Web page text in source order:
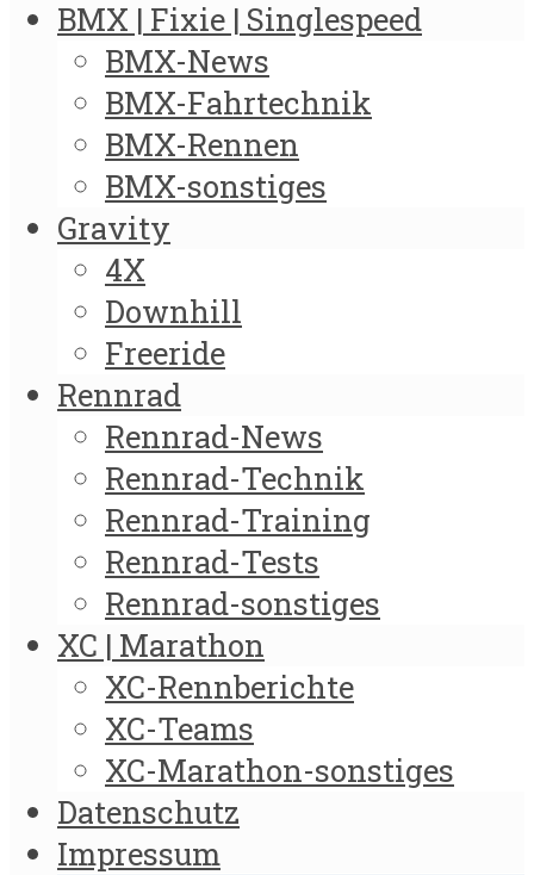
BMX | Fixie | Singlespeed
BMX-News
BMX-Fahrtechnik
BMX-Rennen
BMX-sonstiges
Gravity
4X
Downhill
Freeride
Rennrad
Rennrad-News
Rennrad-Technik
Rennrad-Training
Rennrad-Tests
Rennrad-sonstiges
XC | Marathon
XC-Rennberichte
XC-Teams
XC-Marathon-sonstiges
Datenschutz
Impressum